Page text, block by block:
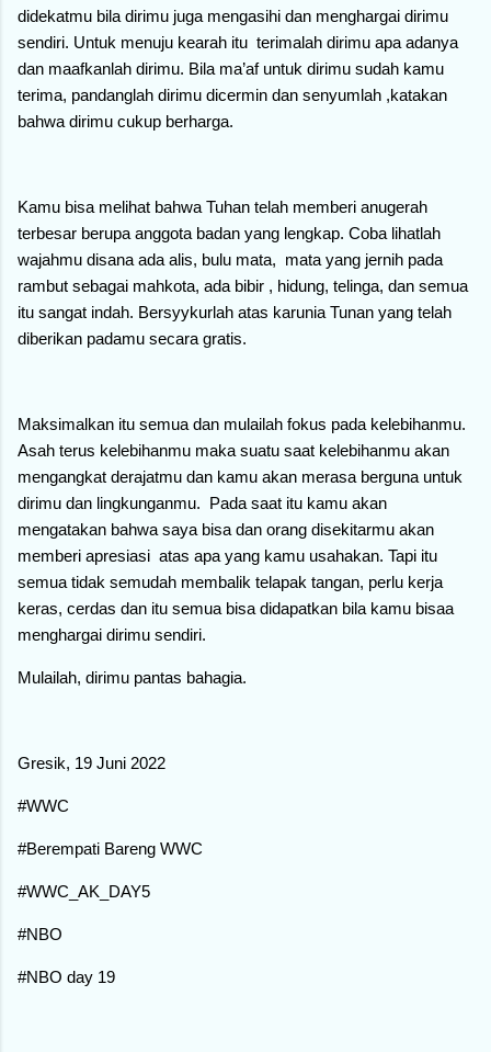
didekatmu bila dirimu juga mengasihi dan menghargai dirimu
sendiri. Untuk menuju kearah itu terimalah dirimu apa adanya
dan maafkanlah dirimu. Bila ma’af untuk dirimu sudah kamu
terima, pandanglah dirimu dicermin dan senyumlah ,katakan
bahwa dirimu cukup berharga.
Kamu bisa melihat bahwa Tuhan telah memberi anugerah
terbesar berupa anggota badan yang lengkap. Coba lihatlah
wajahmu disana ada alis, bulu mata, mata yang jernih pada
rambut sebagai mahkota, ada bibir , hidung, telinga, dan semua
itu sangat indah. Bersyykurlah atas karunia Tunan yang telah
diberikan padamu secara gratis.
Maksimalkan itu semua dan mulailah fokus pada kelebihanmu.
Asah terus kelebihanmu maka suatu saat kelebihanmu akan
mengangkat derajatmu dan kamu akan merasa berguna untuk
dirimu dan lingkunganmu. Pada saat itu kamu akan
mengatakan bahwa saya bisa dan orang disekitarmu akan
memberi apresiasi atas apa yang kamu usahakan. Tapi itu
semua tidak semudah membalik telapak tangan, perlu kerja
keras, cerdas dan itu semua bisa didapatkan bila kamu bisaa
menghargai dirimu sendiri.
Mulailah, dirimu pantas bahagia.
Gresik, 19 Juni 2022
#WWC
#Berempati Bareng WWC
#WWC_AK_DAY5
#NBO
#NBO day 19